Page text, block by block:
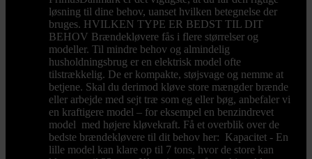
løsning til dine behov, uanset hvilken betegnelse der
bruges. HVILKEN TYPE ER BEDST TIL DIT
BEHOV Brændekløvere fås i flere størrelser og
modeller. Til mindre behov og almindelig
husholdningsbrug er en elektrisk model ofte
tilstrækkelig. De er kompakte, støjsvage og nemme at
betjene. Skal du derimod kløve store mængder brænde
eller arbejde med sejt træ som eg eller bøg, anbefaler vi
en kraftigere model – for eksempel en benzindrevet
model med højere kløvekraft. Få et overblik over de
bedste brændekløvere til dit behov her: Kapacitet - En
lille model kan klare op til 7 tons, hvor de store kan